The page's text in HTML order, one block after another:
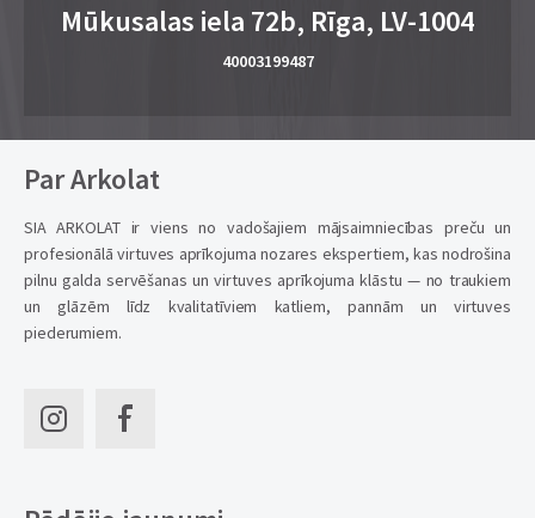
Mūkusalas iela 72b, Rīga, LV-1004
40003199487
Par Arkolat
SIA ARKOLAT ir viens no vadošajiem mājsaimniecības preču un
profesionālā virtuves aprīkojuma nozares ekspertiem, kas nodrošina
pilnu galda servēšanas un virtuves aprīkojuma klāstu — no traukiem
un glāzēm līdz kvalitatīviem katliem, pannām un virtuves
piederumiem.